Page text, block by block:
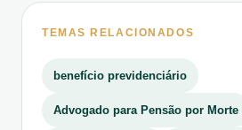
TEMAS RELACIONADOS
benefício previdenciário
Advogado para Pensão por Morte